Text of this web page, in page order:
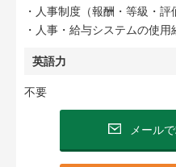
・人事制度（報酬・等級・
・人事・給与システムの使用
英語力
不要
メール